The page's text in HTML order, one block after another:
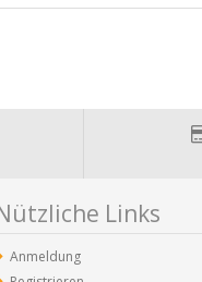
Links
Anmeldung